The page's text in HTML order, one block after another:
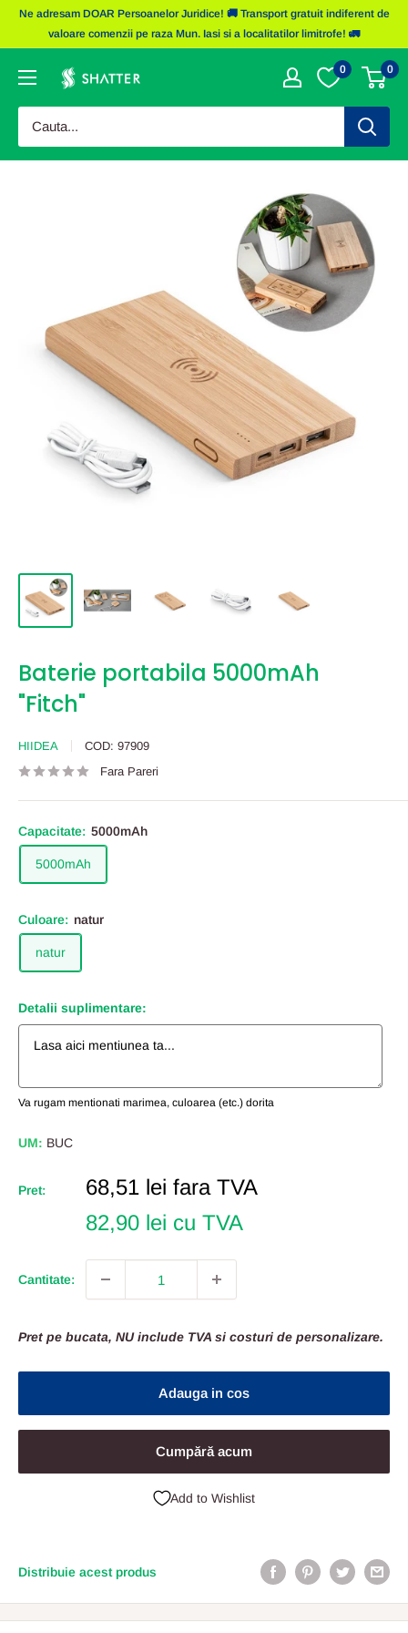
SaritiNe adresam DOAR Persoanelor Juridice! 🚚 Transport gratuit indiferent de
valoare comenzii pe raza Mun. Iasi si a localitatilor limitrofe! 🚛
Obiecte
Shatter
0 0
Baterie portabila 5000mAh
"Fitch"
HIIDEA COD: 97909
Fara Pareri
Capacitate: 5000mAh
5000mAh
Culoare: natur
natur
Detalii suplimentare:
Va rugam mentionati marimea, culoarea (etc.) dorita
UM: BUC
Pret:
Pret
68,51 lei fara TVA
82,90 lei cu TVA
Cantitate:
Pret pe bucata, NU include TVA si costuri de personalizare.
Adauga in cos
Cumpără acum
Add to Wishlist
Distribuie acest produs